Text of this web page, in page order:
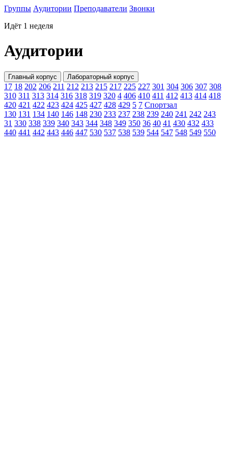
Группы Аудитории Преподаватели Звонки
Идёт 1 неделя
Аудитории
Главный корпус Лабораторный корпус
17 18 202 206 211 212 213 215 217 225 227 301 304 306 307 308
310 311 313 314 316 318 319 320 4 406 410 411 412 413 414 418
420 421 422 423 424 425 427 428 429 5 7 Спортзал
130 131 134 140 146 148 230 233 237 238 239 240 241 242 243
31 330 338 339 340 343 344 348 349 350 36 40 41 430 432 433
440 441 442 443 446 447 530 537 538 539 544 547 548 549 550